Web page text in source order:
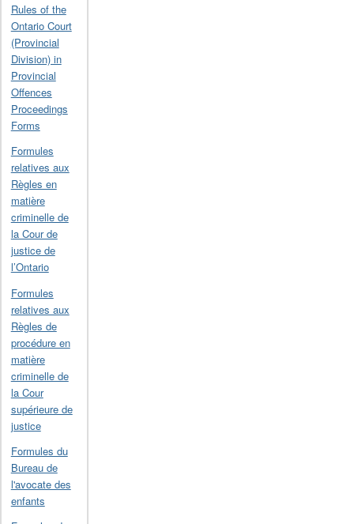
Rules of the
Ontario Court
(Provincial
Division) in
Provincial
Offences
Proceedings
Forms
Formules
relatives aux
Règles en
matière
criminelle de
la Cour de
justice de
l’Ontario
Formules
relatives aux
Règles de
procédure en
matière
criminelle de
la Cour
supérieure de
justice
Formules du
Bureau de
l'avocate des
enfants